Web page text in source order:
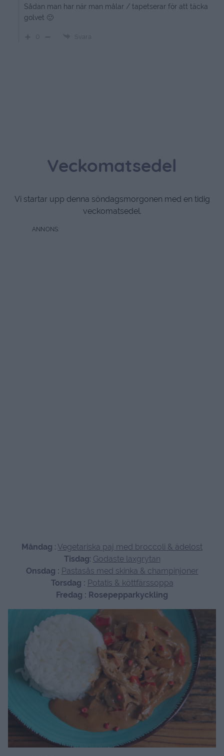
Sådan man har när man målar / tapetserar för att täcka
golvet 🙂
Svara
Veckomatsedel
Vi startar upp denna söndagsmorgonen med en tidig
veckomatsedel.
Måndag : Vegetariska paj med broccoli & ädelost
Tisdag: Godaste laxgrytan
Onsdag : Pastasås med skinka & champinjoner
Torsdag : Potatis & köttfärssoppa
Fredag : Rosepepparkyckling